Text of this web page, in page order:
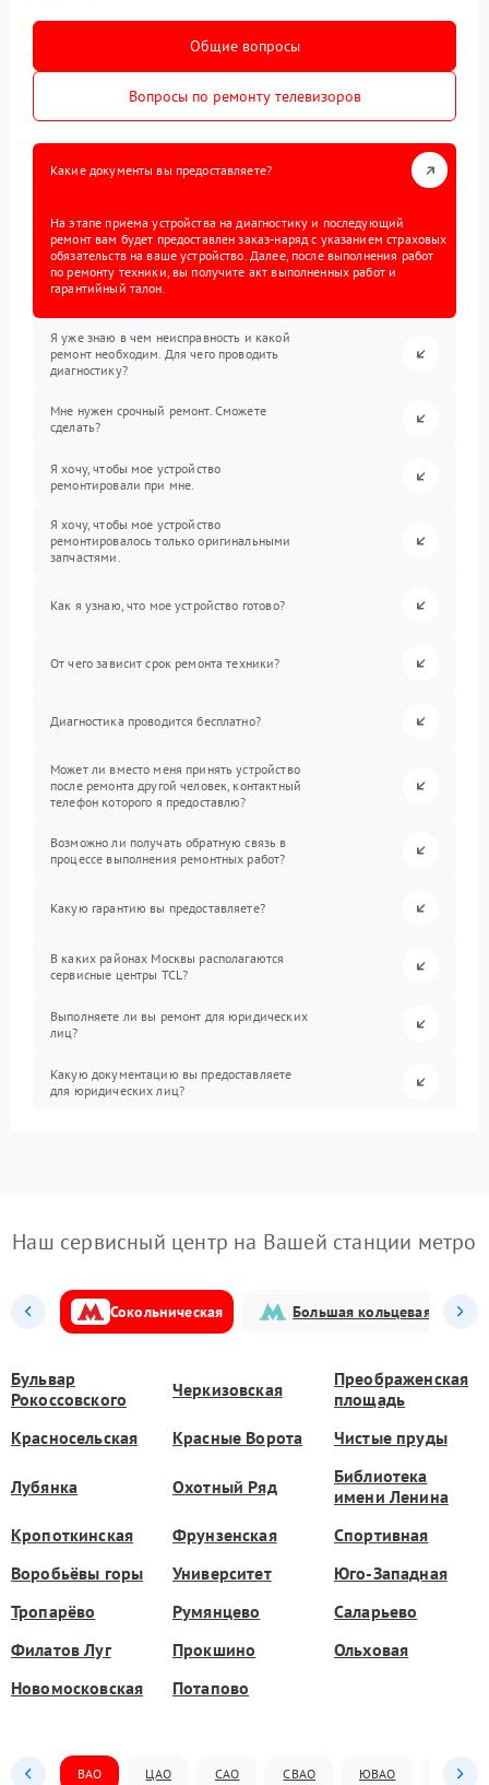
Общие вопросы
Вопросы по ремонту телевизоров
Какие документы вы предоставляете?
На этапе приема устройства на диагностику и последующий
ремонт вам будет предоставлен заказ-наряд с указанием страховых
обязательств на ваше устройство. Далее, после выполнения работ
по ремонту техники, вы получите акт выполненных работ и
гарантийный талон.
Я уже знаю в чем неисправность и какой
ремонт необходим. Для чего проводить
диагностику?
Мне нужен срочный ремонт. Сможете
сделать?
Я хочу, чтобы мое устройство
ремонтировали при мне.
Я хочу, чтобы мое устройство
ремонтировалось только оригинальными
запчастями.
Как я узнаю, что мое устройство готово?
От чего зависит срок ремонта техники?
Диагностика проводится бесплатно?
Может ли вместо меня принять устройство
после ремонта другой человек, контактный
телефон которого я предоставлю?
Возможно ли получать обратную связь в
процессе выполнения ремонтных работ?
Какую гарантию вы предоставляете?
В каких районах Москвы располагаются
сервисные центры TCL?
Выполняете ли вы ремонт для юридических
лиц?
Какую документацию вы предоставляете
для юридических лиц?
Наш сервисный центр на Вашей станции метро
Сокольническая Большая кольцевая
Бульвар
Рокоссовского
Черкизовская
Преображенская
площадь
Красносельская
Красные Ворота Чистые пруды
Лубянка Охотный Ряд
Библиотека
имени Ленина
Кропоткинская
Фрунзенская
Спортивная
Воробьёвы горы
Университет
Юго-Западная
Тропарёво
Румянцево
Саларьево
Филатов Луг
Прокшино
Ольховая
Новомосковская
Потапово
ВАО ЦАО САО СВАО ЮВАО ЮАО